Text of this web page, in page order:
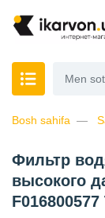
Bosh sahifa
Фильтр
высокого